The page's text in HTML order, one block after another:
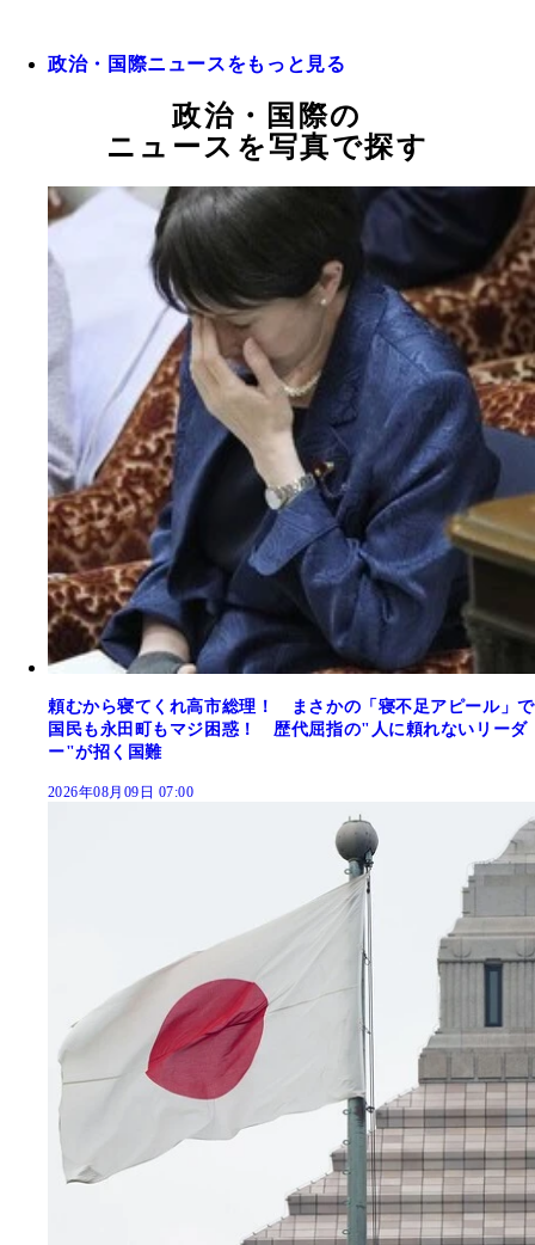
政治・国際ニュースをもっと見る
政治・国際の
ニュースを写真で探す
頼むから寝てくれ高市総理！ まさかの「寝不足アピール」で
国民も永田町もマジ困惑！ 歴代屈指の"人に頼れないリーダ
ー"が招く国難
2026年08月09日 07:00